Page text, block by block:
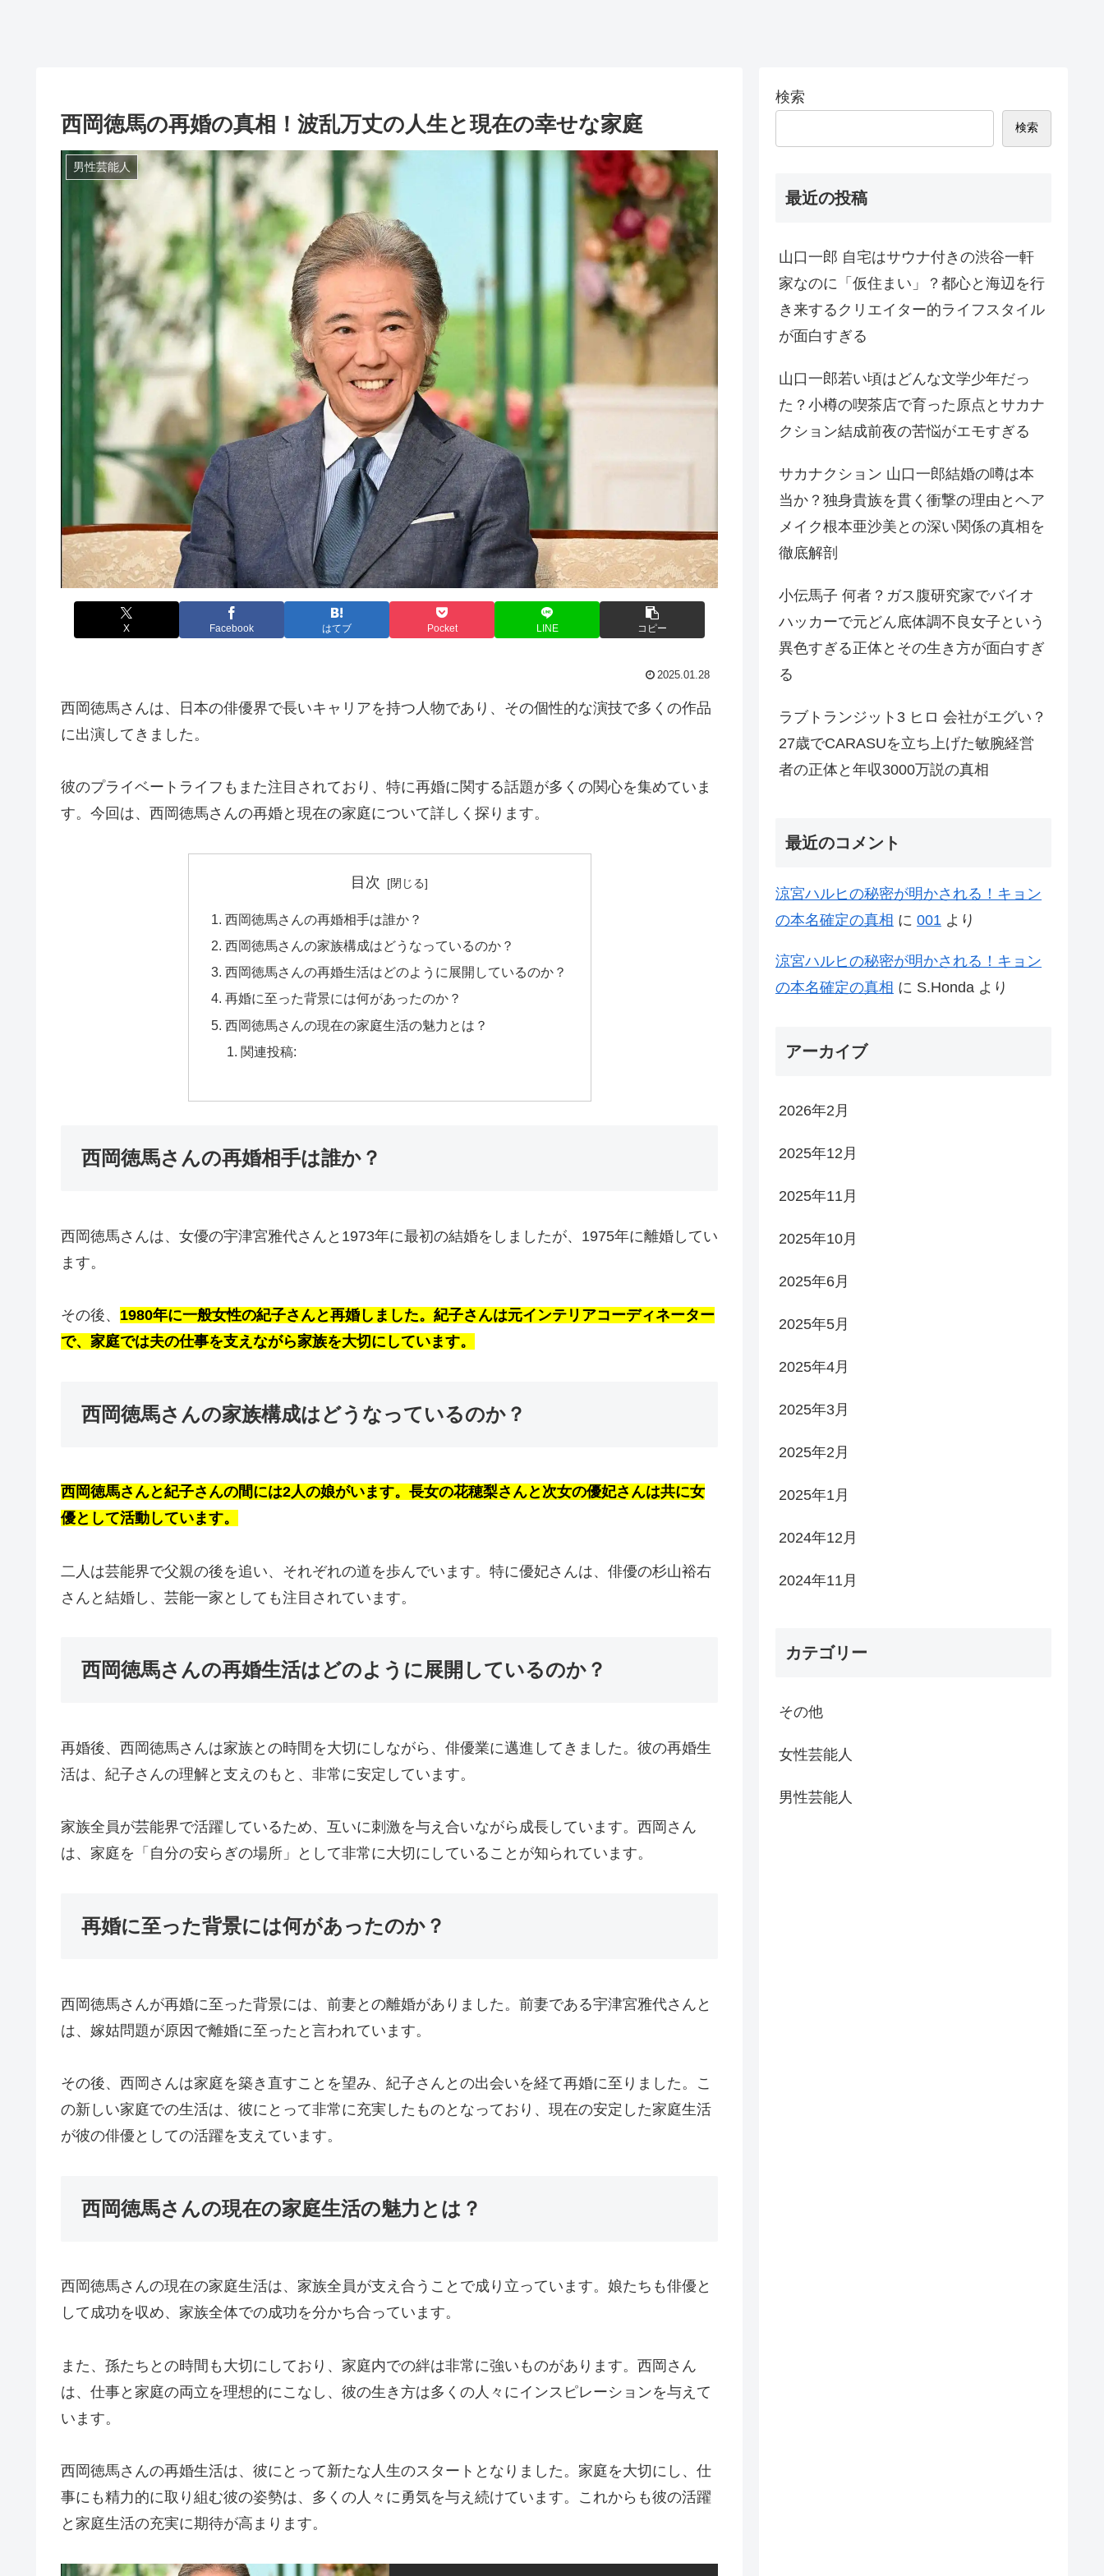
西岡徳馬の再婚の真相！波乱万丈の人生と現在の幸せな家庭
男性芸能人
X Facebook はてブ Pocket LINE コピー
2025.01.28
西岡徳馬さんは、日本の俳優界で長いキャリアを持つ人物であり、その個性的な演技で多くの作品
に出演してきました。
彼のプライベートライフもまた注目されており、特に再婚に関する話題が多くの関心を集めていま
す。今回は、西岡徳馬さんの再婚と現在の家庭について詳しく探ります。
目次
西岡徳馬さんの再婚相手は誰か？
西岡徳馬さんの家族構成はどうなっているのか？
西岡徳馬さんの再婚生活はどのように展開しているのか？
再婚に至った背景には何があったのか？
西岡徳馬さんの現在の家庭生活の魅力とは？
関連投稿:
西岡徳馬さんの再婚相手は誰か？
西岡徳馬さんは、女優の宇津宮雅代さんと1973年に最初の結婚をしましたが、1975年に離婚してい
ます。
その後、 1980年に一般女性の紀子さんと再婚しました。紀子さんは元インテリアコーディネーター
で、家庭では夫の仕事を支えながら家族を大切にしています。
西岡徳馬さんの家族構成はどうなっているのか？
西岡徳馬さんと紀子さんの間には2人の娘がいます。長女の花穂梨さんと次女の優妃さんは共に女
優として活動しています。
二人は芸能界で父親の後を追い、それぞれの道を歩んでいます。特に優妃さんは、俳優の杉山裕右
さんと結婚し、芸能一家としても注目されています。
西岡徳馬さんの再婚生活はどのように展開しているのか？
再婚後、西岡徳馬さんは家族との時間を大切にしながら、俳優業に邁進してきました。彼の再婚生
活は、紀子さんの理解と支えのもと、非常に安定しています。
家族全員が芸能界で活躍しているため、互いに刺激を与え合いながら成長しています。西岡さん
は、家庭を「自分の安らぎの場所」として非常に大切にしていることが知られています。
再婚に至った背景には何があったのか？
西岡徳馬さんが再婚に至った背景には、前妻との離婚がありました。前妻である宇津宮雅代さんと
は、嫁姑問題が原因で離婚に至ったと言われています。
その後、西岡さんは家庭を築き直すことを望み、紀子さんとの出会いを経て再婚に至りました。こ
の新しい家庭での生活は、彼にとって非常に充実したものとなっており、現在の安定した家庭生活
が彼の俳優としての活躍を支えています。
西岡徳馬さんの現在の家庭生活の魅力とは？
西岡徳馬さんの現在の家庭生活は、家族全員が支え合うことで成り立っています。娘たちも俳優と
して成功を収め、家族全体での成功を分かち合っています。
また、孫たちとの時間も大切にしており、家庭内での絆は非常に強いものがあります。西岡さん
は、仕事と家庭の両立を理想的にこなし、彼の生き方は多くの人々にインスピレーションを与えて
います。
西岡徳馬さんの再婚生活は、彼にとって新たな人生のスタートとなりました。家庭を大切にし、仕
事にも精力的に取り組む彼の姿勢は、多くの人々に勇気を与え続けています。これからも彼の活躍
と家庭生活の充実に期待が高まります。
検索
検索
最近の投稿
山口一郎 自宅はサウナ付きの渋谷一軒
家なのに「仮住まい」？都心と海辺を行
き来するクリエイター的ライフスタイル
が面白すぎる
山口一郎若い頃はどんな文学少年だっ
た？小樽の喫茶店で育った原点とサカナ
クション結成前夜の苦悩がエモすぎる
サカナクション 山口一郎結婚の噂は本
当か？独身貴族を貫く衝撃の理由とヘア
メイク根本亜沙美との深い関係の真相を
徹底解剖
小伝馬子 何者？ガス腹研究家でバイオ
ハッカーで元どん底体調不良女子という
異色すぎる正体とその生き方が面白すぎ
る
ラブトランジット3 ヒロ 会社がエグい？
27歳でCARASUを立ち上げた敏腕経営
者の正体と年収3000万説の真相
最近のコメント
涼宮ハルヒの秘密が明かされる！キョン
の本名確定の真相 に 001 より
涼宮ハルヒの秘密が明かされる！キョン
の本名確定の真相 に S.Honda より
アーカイブ
2026年2月
2025年12月
2025年11月
2025年10月
2025年6月
2025年5月
2025年4月
2025年3月
2025年2月
2025年1月
2024年12月
2024年11月
カテゴリー
その他
女性芸能人
男性芸能人